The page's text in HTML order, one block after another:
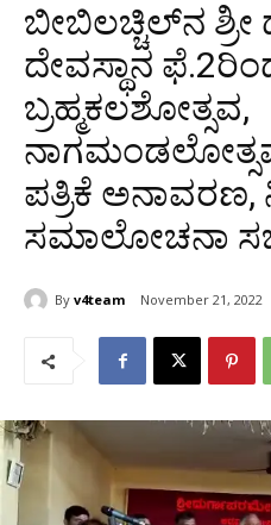
ಬೀಬಿಲಚ್ಚಿಲ್‍ನ ಶ್ರೀ
ದೇವಸ್ಥಾನ
ಬ್ರಹ್ಮಕಲಶೋತ್ಸವ,
ಪತ್ರಿಕೆ ಅನಾವರಣ,
ಸಮಾಲೋಚನಾ
By v4team November 21, 2022